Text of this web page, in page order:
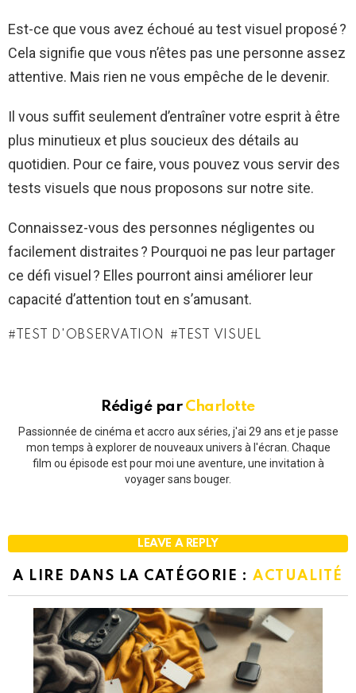
Est-ce que vous avez échoué au test visuel proposé ?
Cela signifie que vous n’êtes pas une personne assez
attentive. Mais rien ne vous empêche de le devenir.
Il vous suffit seulement d’entraîner votre esprit à être
plus minutieux et plus soucieux des détails au
quotidien. Pour ce faire, vous pouvez vous servir des
tests visuels que nous proposons sur notre site.
Connaissez-vous des personnes négligentes ou
facilement distraites ? Pourquoi ne pas leur partager
ce défi visuel ? Elles pourront ainsi améliorer leur
capacité d’attention tout en s’amusant.
TEST D'OBSERVATION TEST VISUEL
Rédigé par Charlotte
Passionnée de cinéma et accro aux séries, j'ai 29 ans et je passe
mon temps à explorer de nouveaux univers à l'écran. Chaque
film ou épisode est pour moi une aventure, une invitation à
voyager sans bouger.
LEAVE A REPLY
A LIRE DANS LA CATÉGORIE : ACTUALITÉ